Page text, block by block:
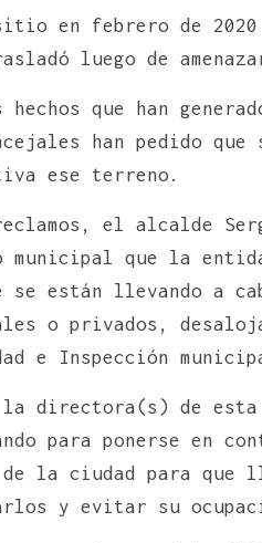
en febrero de 2020
luego de
que han
han pedido
ese terreno.
el alcalde
municipal que la
se están llevando a
o privados,
e Inspección
directora(s) de esta
para ponerse en
de la ciudad para que
y evitar su